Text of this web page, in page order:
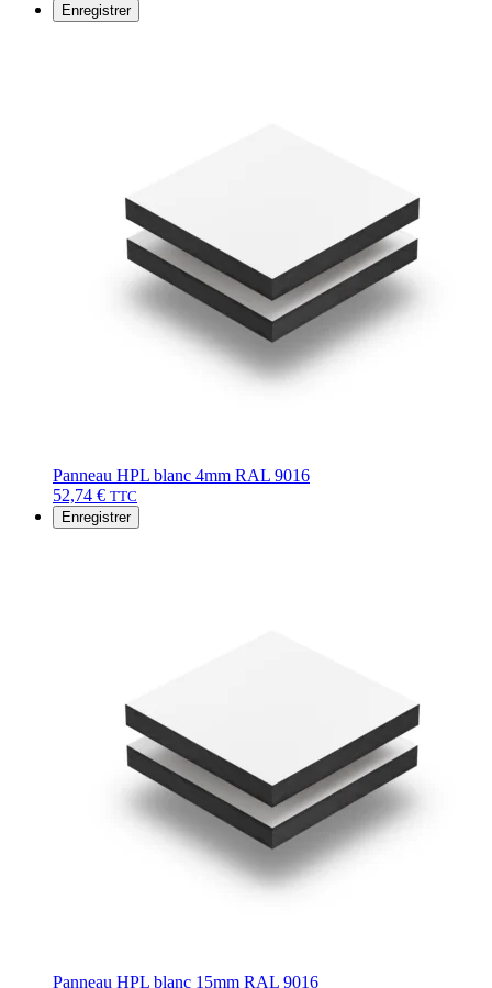
Enregistrer
Panneau HPL blanc 4mm RAL 9016
52,74 € TTC
Enregistrer
Panneau HPL blanc 15mm RAL 9016